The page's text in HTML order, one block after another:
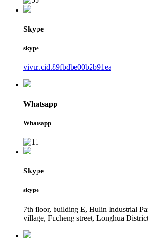
Skype
skype
vivu:.cid.89fbdbe00b2b91ea
Whatsapp
Whatsapp
Skype
skype
7th floor, building E, Hulin Industrial
village, Fucheng street, Longhua